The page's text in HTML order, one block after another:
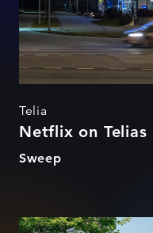
Telia
Netflix on Telias
Sweep